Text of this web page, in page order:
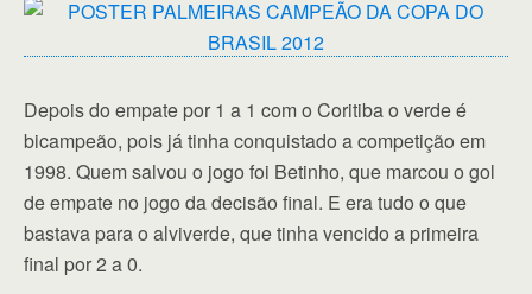
Depois do empate por 1 a 1 com o Coritiba o verde é
bicampeão, pois já tinha conquistado a competição em
1998. Quem salvou o jogo foi Betinho, que marcou o gol
de empate no jogo da decisão final. E era tudo o que
bastava para o alviverde, que tinha vencido a primeira
final por 2 a 0.